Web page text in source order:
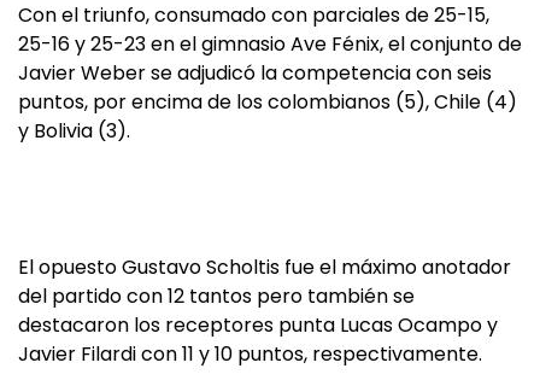
Con el triunfo, consumado con parciales de 25-15,
25-16 y 25-23 en el gimnasio Ave Fénix, el conjunto de
Javier Weber se adjudicó la competencia con seis
puntos, por encima de los colombianos (5), Chile (4)
y Bolivia (3).
El opuesto Gustavo Scholtis fue el máximo anotador
del partido con 12 tantos pero también se
destacaron los receptores punta Lucas Ocampo y
Javier Filardi con 11 y 10 puntos, respectivamente.